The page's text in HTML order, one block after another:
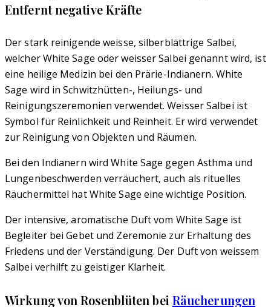
Entfernt negative Kräfte
Der stark reinigende weisse, silberblättrige Salbei,
welcher White Sage oder weisser Salbei genannt wird, ist
eine heilige Medizin bei den Prärie-Indianern. White
Sage wird in Schwitzhütten-, Heilungs- und
Reinigungszeremonien verwendet. Weisser Salbei ist
Symbol für Reinlichkeit und Reinheit. Er wird verwendet
zur Reinigung von Objekten und Räumen.
Bei den Indianern wird White Sage gegen Asthma und
Lungenbeschwerden verräuchert, auch als rituelles
Räuchermittel hat White Sage eine wichtige Position.
Der intensive, aromatische Duft vom White Sage ist
Begleiter bei Gebet und Zeremonie zur Erhaltung des
Friedens und der Verständigung. Der Duft von weissem
Salbei verhilft zu geistiger Klarheit.
Wirkung von Rosenblüten bei Räucherungen